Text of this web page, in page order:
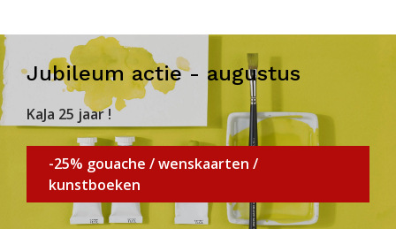
Jubileum actie - augustus
KaJa 25 jaar !
-25% gouache / wenskaarten /
kunstboeken